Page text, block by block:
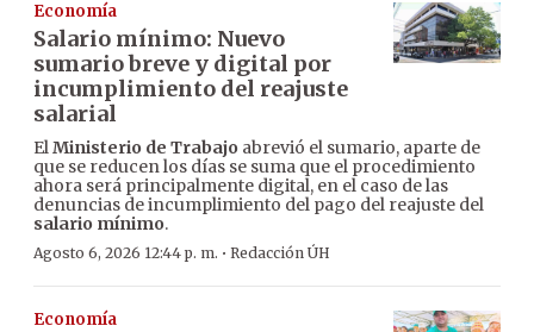
Economía
Salario mínimo: Nuevo
sumario breve y digital por
incumplimiento del reajuste
salarial
ElMinisterio de Trabajo abrevió el sumario, aparte de
que se reducen los días se suma que el procedimiento
ahora será principalmente digital, en el caso de las
denuncias de incumplimiento del pago del reajuste del
salario mínimo.
Agosto 6, 2026 12:44 p. m. · Redacción ÚH
Economía